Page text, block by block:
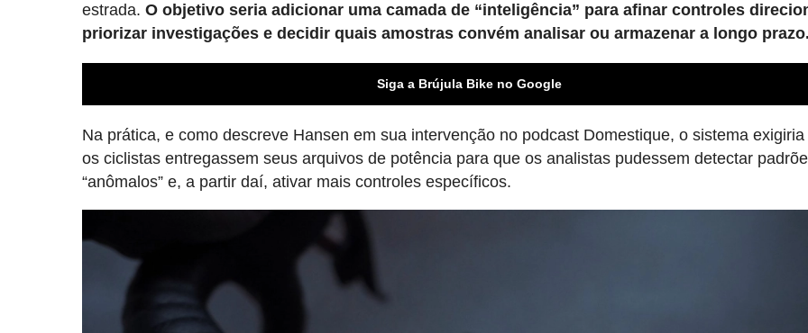
estrada.O objetivo seria adicionar uma camada de “inteligência” para afinar controles
priorizar investigações e decidir quais amostras convém analisar ou armazenar a longo prazo.
Siga a Brújula Bike no Google
Na prática, e como descreve Hansen em sua intervenção no podcast Domestique, o sistema exigiria
os ciclistas entregassem seus arquivos de potência para que os analistas pudessem detectar
“anômalos” e, a partir daí, ativar mais controles específicos.